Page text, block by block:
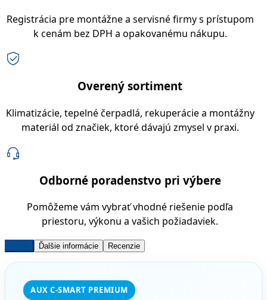
Registrácia pre montážne a servisné firmy s prístupom
k cenám bez DPH a opakovanému nákupu.
Overený sortiment
Klimatizácie, tepelné čerpadlá, rekuperácie a montážny
materiál od značiek, ktoré dávajú zmysel v praxi.
Odborné poradenstvo pri výbere
Pomôžeme vám vybrať vhodné riešenie podľa
priestoru, výkonu a vašich požiadaviek.
Ďalšie informácie Recenzie
AUX C-SMART PREMIUM